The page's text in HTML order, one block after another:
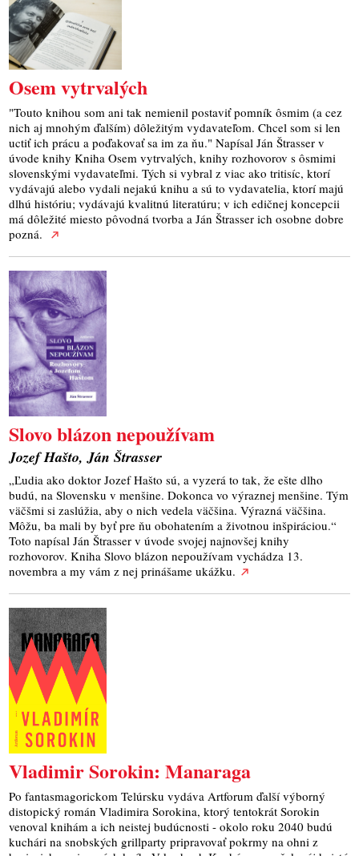
Osem vytrvalých
"Touto knihou som ani tak nemienil postaviť pomník ôsmim (a cez
nich aj mnohým ďalším) dôležitým vydavateľom. Chcel som si len
uctiť ich prácu a poďakovať sa im za ňu." Napísal Ján Štrasser v
úvode knihy Kniha Osem vytrvalých, knihy rozhovorov s ôsmimi
slovenskými vydavateľmi. Tých si vybral z viac ako tritisíc, ktorí
vydávajú alebo vydali nejakú knihu a sú to vydavatelia, ktorí majú
dlhú históriu; vydávajú kvalitnú literatúru; v ich edičnej koncepcii
má dôležité miesto pôvodná tvorba a Ján Štrasser ich osobne dobre
pozná.
Slovo blázon nepoužívam
Jozef Hašto, Ján Štrasser
„Ľudia ako doktor Jozef Hašto sú, a vyzerá to tak, že ešte dlho
budú, na Slovensku v menšine. Dokonca vo výraznej menšine. Tým
väčšmi si zaslúžia, aby o nich vedela väčšina. Výrazná väčšina.
Môžu, ba mali by byť pre ňu obohatením a životnou inšpiráciou.“
Toto napísal Ján Štrasser v úvode svojej najnovšej knihy
rozhovorov. Kniha Slovo blázon nepoužívam vychádza 13.
novembra a my vám z nej prinášame ukážku.
Vladimir Sorokin: Manaraga
Po fantasmagorickom Telúrsku vydáva Artforum ďalší výborný
distopický román Vladimira Sorokina, ktorý tentokrát Sorokin
venoval knihám a ich neistej budúcnosti - okolo roku 2040 budú
kuchári na snobských grillparty pripravovať pokrmy na ohni z